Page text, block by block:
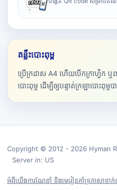
គន្លឹះបោះពុម្ព
ប្រើក្រដាស A4 ហើយបើកក្រាហ្វិក ឬ
បោះពុម្ព ដើម្បីឲ្យបន្ទាត់ក្រឡាបោះពុម្ព
Copyright © 2012 - 2026 Hyman
Server in: US
អំពីយើងការណែនាំ និងមេរៀនគាំទ្រភាសាទាក់